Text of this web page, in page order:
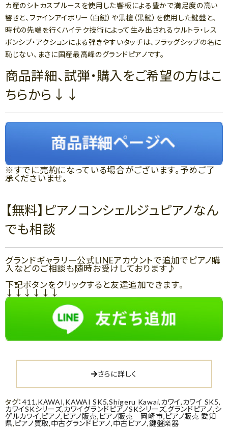
カ産のシトカスプルースを使用した響板による豊かで満足度の高い
響きと、ファインアイボリー（白鍵）や黒檀（黒鍵）を使用した鍵盤と、
時代の先端を行くハイテク技術によって生み出されるウルトラ・レス
ポンシブ・アクションによる弾きやすいタッチは、フラッグシップの名に
恥じない、まさに国産最高峰のグランドピアノです。
商品詳細、試弾・購入をご希望の方はこ
ちらから↓↓
※すでに売約になっている場合がございます。予めご了
承くださいませ。
【無料】ピアノコンシェルジュピアノなん
でも相談
グランドギャラリー公式LINEアカウントで追加でピアノ購
入などのご相談も随時お受けしております♪
下記ボタンをクリックすると友達追加できます。
↓↓↓↓↓↓
さらに詳しく
タグ：411,KAWAI,KAWAI SK5,Shigeru Kawai,カワイ,カワイ SK5,
カワイSKシリーズ,カワイグランドピアノSKシリーズ,グランドピアノ,シ
ゲルカワイ,ピアノ, ピアノ販売,ピアノ販売 岡崎市,ピアノ販売 愛知
県,ピアノ買取,中古グランドピアノ,中古ピアノ,鍵盤楽器